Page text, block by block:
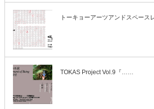
トーキョーアーツアンドスペー
TOKAS Project Vol.9『……